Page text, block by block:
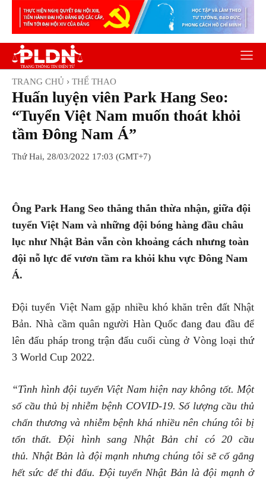
TRANG CHỦ THỂ THAO
Huấn luyện viên Park Hang Seo:
“Tuyển Việt Nam muốn thoát khỏi
tầm Đông Nam Á”
Thứ Hai, 28/03/2022 17:03 (GMT+7)
Ông Park Hang Seo thẳng thắn thừa nhận, giữa đội
tuyển Việt Nam và những đội bóng hàng đầu châu
lục như Nhật Bản vẫn còn khoảng cách nhưng toàn
đội nỗ lực để vươn tầm ra khỏi khu vực Đông Nam
Á.
Đội tuyển Việt Nam gặp nhiều khó khăn trên đất Nhật
Bản. Nhà cầm quân người Hàn Quốc đang đau đầu để
lên đấu pháp trong trận đấu cuối cùng ở Vòng loại thứ
3 World Cup 2022.
“Tình hình đội tuyển Việt Nam hiện nay không tốt. Một
số cầu thủ bị nhiễm bệnh COVID-19. Số lượng cầu thủ
chấn thương và nhiễm bệnh khá nhiều nên chúng tôi bị
tổn thất. Đội hình sang Nhật Bản chỉ có 20 cầu
thủ. Nhật Bản là đội mạnh nhưng chúng tôi sẽ cố gắng
hết sức để thi đấu. Đội tuyển Nhật Bản là đội mạnh ở